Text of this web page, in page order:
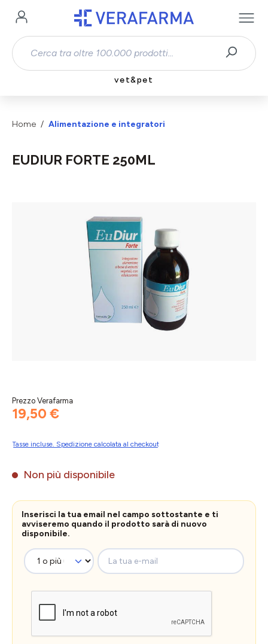
Passa al contenuto principale
vet&pet
Home Alimentazione e integratori
EUDIUR FORTE 250ML
Prezzo Verafarma
19,50 €
Tasse incluse. Spedizione calcolata al checkout
Non più disponibile
Inserisci la tua email nel campo sottostante e ti
avviseremo quando il prodotto sarà di nuovo
disponibile.
La tua e-mail